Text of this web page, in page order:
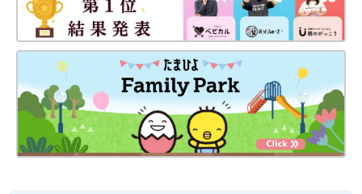
かり、家族とのお世話シェアもしやすくなります。
引き出しごとに数字もついているので、成長したら「自分でお片
付けをする練習」に使う、というのもいいかもしれません。
たまひよSHOPで「クラフト製 ベビーチェス
ト」を見る